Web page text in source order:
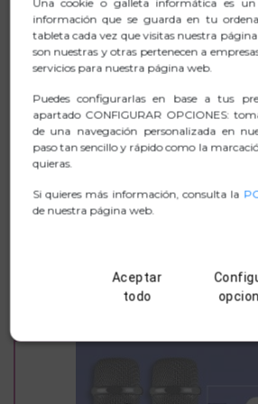
Instalación "Plug and Play".
FICHA TÉCNICA
.ZIP FOTOGRAFIAS
MANUAL
información que se guarda en tu
tableta cada vez que visitas nuestra
son nuestras y otras pertenecen a
servicios para nuestra página web.
Puedes configurarlas en base a tus
apartado CONFIGURAR OPCIONES:
de una navegación personalizada en
paso tan sencillo y rápido como la
quieras.
Si quieres más información, consulta la
de nuestra página web.
Aceptar
todo